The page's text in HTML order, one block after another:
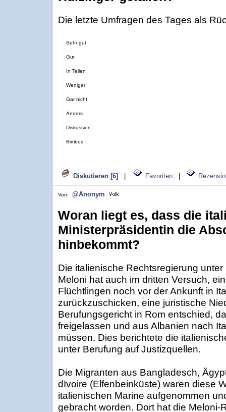
Die letzte Umfragen des Tages als
Sehr gut
Gut
In Teilen
Weniger
Gar nicht
Anders
Diskussion
Bimbes
Diskutieren [6] Favoriten
Von: @Anonym
Woran liegt es, dass die
Ministerpräsidentin die
hinbekommt?
Die italienische Rechtsregierung
Meloni hat auch im dritten Versuch,
Flüchtlingen noch vor der Ankunft in
zurückzuschicken, eine juristische
Berufungsgericht in Rom entschied,
freigelassen und aus Albanien nach
müssen. Dies berichtete die
unter Berufung auf Justizquellen.
Die Migranten aus Bangladesch,
dIvoire (Elfenbeinküste) waren diese
italienischen Marine aufgenommen
gebracht worden. Dort hat die Meloni-